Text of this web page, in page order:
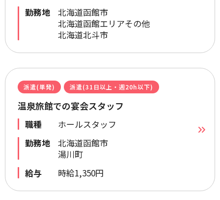
勤務地
北海道函館市
北海道函館エリアその他
北海道北斗市
派遣(単発) 派遣(31日以上・週20h以下)
温泉旅館での宴会スタッフ
職種
ホールスタッフ
勤務地
北海道函館市
湯川町
給与
時給1,350円